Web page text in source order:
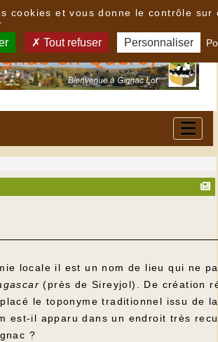
locale il est un nom de lieu qui ne
(près de Sireyjol). De création
le toponyme traditionnel issu de
est-il apparu dans un endroit très
?
cookies et vous donne le contrôle sur
Tout refuser Personnaliser